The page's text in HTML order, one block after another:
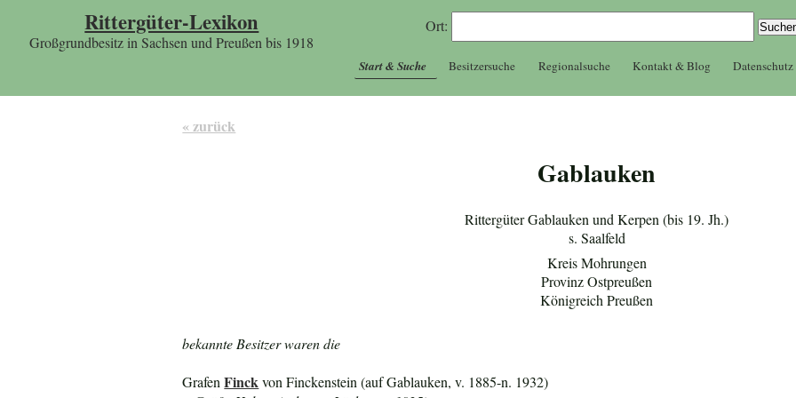
Rittergüter-Lexikon
Großgrundbesitz in Sachsen und Preußen bis 1918
Ort:
Start & Suche Besitzersuche Regionalsuche Kontakt & Blog Datenschutz
« zurück
Gablauken
Rittergüter Gablauken und Kerpen (bis 19. Jh.)
s. Saalfeld
Kreis Mohrungen
Provinz Ostpreußen
Königreich Preußen
bekannte Besitzer waren die
GrafenFinck von Finckenstein (auf Gablauken, v. 1885-n. 1932)